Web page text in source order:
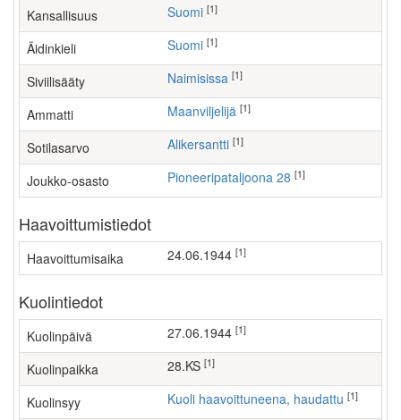
Kansallisuus Suomi [1]
Äidinkieli Suomi [1]
Siviilisääty Naimisissa [1]
Ammatti maanviljelijä [1]
Sotilasarvo Alikersantti [1]
Joukko-osasto Pioneeripataljoona 28 [1]
Haavoittumistiedot
Haavoittumisaika 24.06.1944 [1]
Kuolintiedot
Kuolinpäivä 27.06.1944 [1]
Kuolinpaikka 28.KS [1]
Kuolinsyy Kuoli haavoittuneena, haudattu [1]